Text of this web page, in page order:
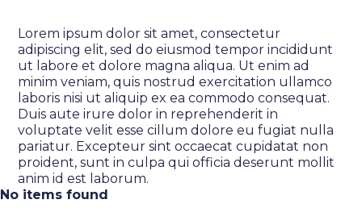
Lorem ipsum dolor sit amet, consectetur
adipiscing elit, sed do eiusmod tempor incididunt
ut labore et dolore magna aliqua. Ut enim ad
minim veniam, quis nostrud exercitation ullamco
laboris nisi ut aliquip ex ea commodo consequat.
Duis aute irure dolor in reprehenderit in
voluptate velit esse cillum dolore eu fugiat nulla
pariatur. Excepteur sint occaecat cupidatat non
proident, sunt in culpa qui officia deserunt mollit
anim id est laborum.
No items found
E-mail
locatie
Verzenden